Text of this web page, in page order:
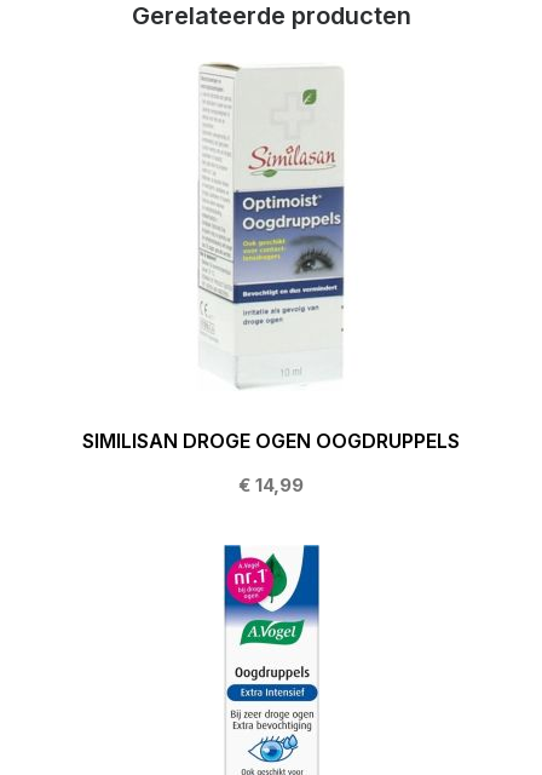
Gerelateerde producten
SIMILISAN DROGE OGEN OOGDRUPPELS
€ 14,99